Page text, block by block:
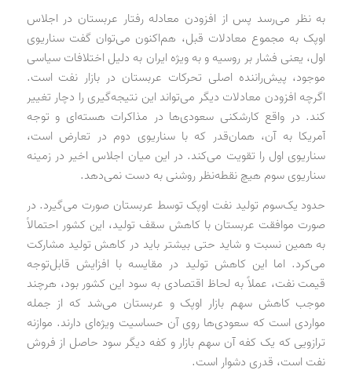
به نظر می‌رسد پس از افزودن معادله رفتار عربستان در اجلاس
اوپک به مجموع معادلات قبل، هم‌اکنون می‌توان گفت سناریوی
اول، یعنی فشار بر روسیه و به ویژه ایران به دلیل اختلافات سیاسی
موجود، پیش‌راننده اصلی تحرکات عربستان در بازار نفت است.
اگرچه افزودن معادلات دیگر می‌تواند این نتیجه‌گیری را دچار تغییر
کند. در واقع کارشکنی سعودی‌ها در مذاکرات هسته‌ای و توجه
آمریکا به آن، همان‌قدر که با سناریوی دوم در تعارض است،
سناریوی اول را تقویت می‌کند. در این میان اجلاس اخیر در زمینه
سناریوی سوم هیچ نقطه‌نظر روشنی به دست نمی‌دهد.
حدود یک‌سوم تولید نفت اوپک توسط عربستان صورت می‌گیرد. در
صورت موافقت عربستان با کاهش سقف تولید، این کشور احتمالاً
به همین نسبت و شاید حتی بیشتر باید در کاهش تولید مشارکت
می‌کرد. اما این کاهش تولید در مقایسه با افزایش قابل‌توجه
قیمت نفت، عملاً به لحاظ اقتصادی به سود این کشور بود، هرچند
موجب کاهش سهم بازار اوپک و عربستان می‌شد که از جمله
مواردی است که سعودی‌ها روی آن حساسیت ویژه‌ای دارند. موازنه
ترازویی که یک کفه آن سهم بازار و کفه دیگر سود حاصل از فروش
نفت است، قدری دشوار است.